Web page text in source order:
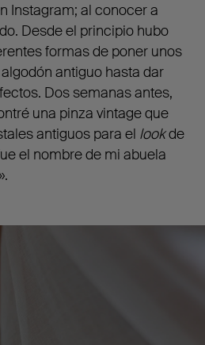
Instagram; al conocer a
Desde el principio hubo
formas de poner unos
antiguo hasta dar
Dos semanas antes,
una pinza vintage que
antiguos para el lookde
el nombre de mi abuela